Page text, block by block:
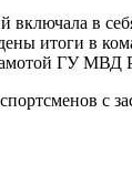
включала в
итоги в
ГУ МВД
с